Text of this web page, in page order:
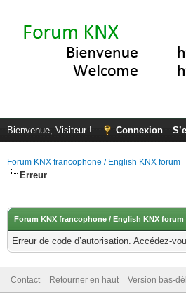
Bienvenue, Visiteur ! Connexion
Forum KNX francophone / English KNX forum
Erreur
Forum KNX francophone / English KNX forum
Erreur de code d’autorisation. Accédez-
Contact Retourner en haut Version bas-